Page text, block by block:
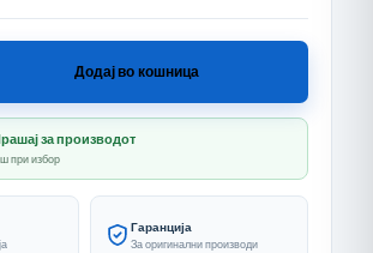
количина
Додај во кошница
за производот
при избор
Гаранција
За оригинални производи